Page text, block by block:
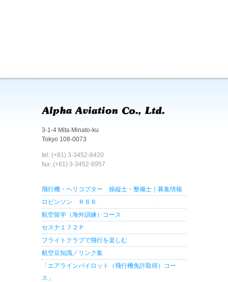
3-1-4 Mita Minato-ku
Tokyo 108-0073
tel: (+81) 3-3452-8420
fax: (+81) 3-3452-8957
飛行機・ヘリコプター 操縦士・整備士｜募集情報
ロビンソン Ｒ６６
航空留学（海外訓練）コース
セスナ１７２Ｐ
フライトクラブで飛行を楽しむ
航空豆知識／リンク集
「エアラインパイロット（飛行機免許取得）コー
ス」